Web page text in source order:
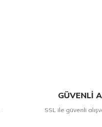
GÜVENLİ
SSL ile güvenli